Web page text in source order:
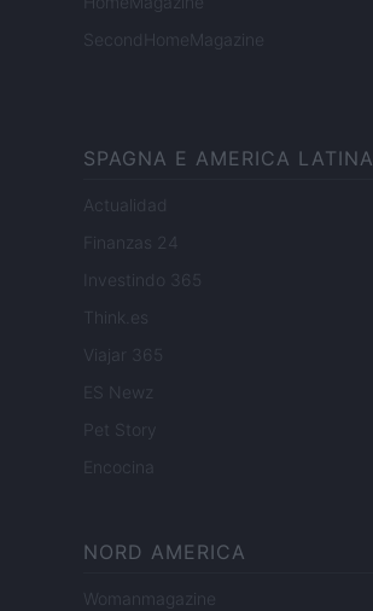
SecondHomeMagazine
SPAGNA E AMERICA LATINA
Actualidad
Finanzas 24
Investindo 365
Think.es
Viajar 365
ES Newz
Pet Story
Encocina
NORD AMERICA
Womanmagazine